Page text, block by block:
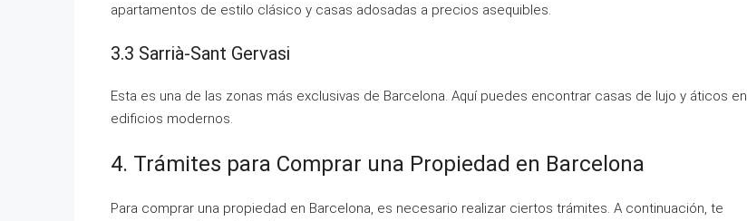
apartamentos de estilo clásico y casas adosadas a precios asequibles.
3.3 Sarrià-Sant Gervasi
Esta es una de las zonas más exclusivas de Barcelona. Aquí puedes encontrar casas de lujo y áticos en
edificios modernos.
4. Trámites para Comprar una Propiedad en Barcelona
Para comprar una propiedad en Barcelona, es necesario realizar ciertos trámites. A continuación, te